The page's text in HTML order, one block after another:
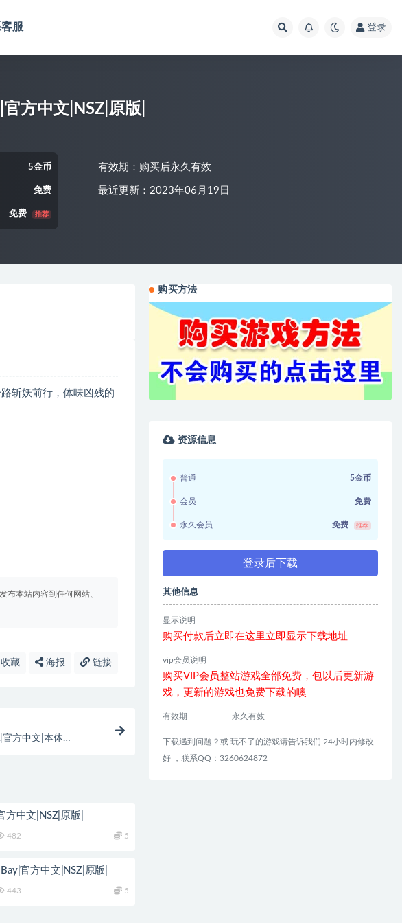
服 登录
方中文|NSZ|原版|
5金币
免费
免费 推荐
有效期：购买后永久有效
最近更新：2023年06月19日
斩妖前行，体味凶残的
布本站内容到任何网站、
收藏 海报 链接
官方中文|本体
中文|NSZ|原版|
482 5
官方中文|NSZ|原版|
443 5
购买方法
资源信息
普通 5金币
会员 免费
永久会员 免费 推荐
登录后下载
其他信息
显示说明
购买付款后立即在这里立即显示下载地址
vip会员说明
购买VIP会员整站游戏全部免费，包以后更新游
戏，更新的游戏也免费下载的噢
有效期 永久有效
下载遇到问题？或 玩不了的游戏请告诉我们 24小时内修改
好 ，联系QQ：3260624872